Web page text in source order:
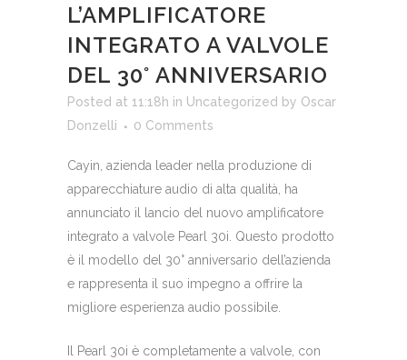
L’AMPLIFICATORE
INTEGRATO A VALVOLE
DEL 30° ANNIVERSARIO
Posted at 11:18h in Uncategorized by Oscar
Donzelli
0 Comments
Cayin, azienda leader nella produzione di
apparecchiature audio di alta qualità, ha
annunciato il lancio del nuovo amplificatore
integrato a valvole Pearl 30i. Questo prodotto
è il modello del 30° anniversario dell’azienda
e rappresenta il suo impegno a offrire la
migliore esperienza audio possibile.
Il Pearl 30i è completamente a valvole, con